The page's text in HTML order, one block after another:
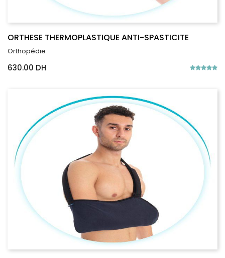
ORTHESE THERMOPLASTIQUE ANTI-SPASTICITE
Orthopédie
630.00 DH